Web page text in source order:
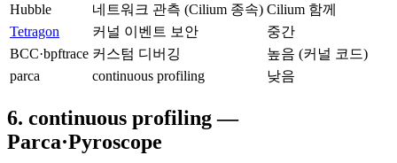
Hubble
네트워크 관측 (Cilium 종속) Cilium 함께
Tetragon
커널 이벤트 보안
중간
BCC·bpftrace 커스텀 디버깅
높음 (커널 코드)
parca
continuous profiling 낮음
6. continuous profiling —
Parca·Pyroscope